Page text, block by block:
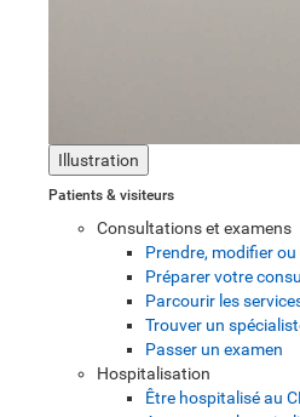
Illustration
Patients & visiteurs
Consultations et examens
Prendre, modifier
Préparer votre
Parcourir les
Trouver un
Passer un examen
Hospitalisation
Être hospitalisé au